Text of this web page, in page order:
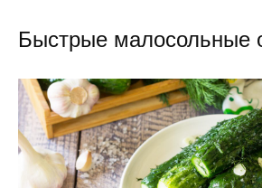
Быстрые малосольные